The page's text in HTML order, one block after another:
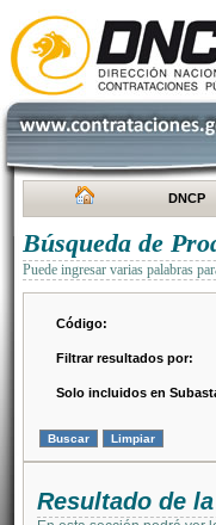
DNCP
Búsqueda de
Puede ingresar varias palabras
Código:
Filtrar resultados por:
Solo incluidos en
Resultado de